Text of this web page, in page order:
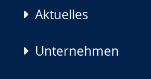
Aktuelles
Unternehmen